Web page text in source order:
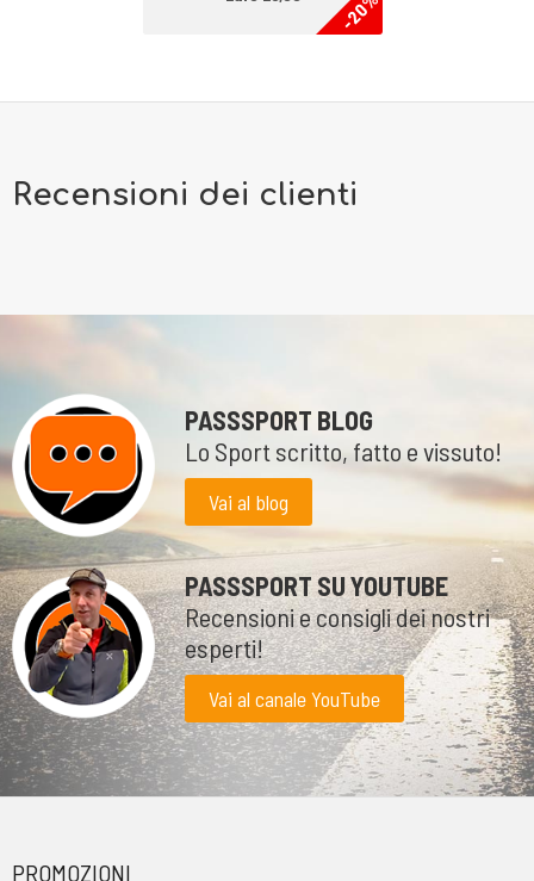
trazione e la tanta ammortizzazione per le articolazioni.
-20%
Recensioni dei clienti
PASSSPORT BLOG
Lo Sport scritto, fatto e vissuto!
Vai al blog
PASSSPORT SU YOUTUBE
Recensioni e consigli dei nostri
esperti!
Vai al canale YouTube
PROMOZIONI